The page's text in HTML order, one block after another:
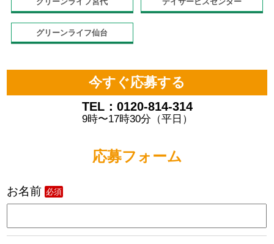
グリーンライフ仙台
今すぐ応募する
TEL：0120-814-314
9時〜17時30分（平日）
応募フォーム
お名前 必須